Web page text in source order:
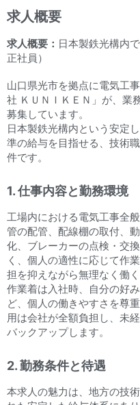
求人概要
求人概要： 日本製鉄光構内
正社員）
山口県光市を拠点に電気工
社 ＫＵＮＩＫＥＮ」が、業
募集しています。
日本製鉄光構内という安定
準の給与を目指せる、技術
件です。
1. 仕事内容と勤務環境
工場内における電気工事全
管の配管、配線棚の取付、
化、ブレーカーの点検・交
く、個人の適性に応じて作
担を抑えながら無理なく働く
作業着は入社時、自分の好
ど、個人の働きやすさを尊
用は会社が全額負担し、未
バックアップします。
2. 勤務条件と待遇
本求人の魅力は、地方の技